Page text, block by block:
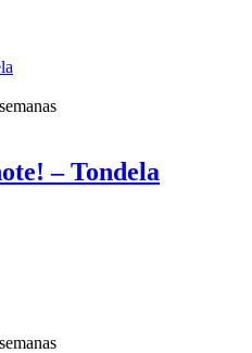
– Tondela